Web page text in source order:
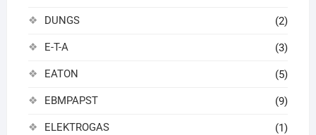
DUNGS (2)
E-T-A (3)
EATON (5)
EBMPAPST (9)
ELEKTROGAS (1)